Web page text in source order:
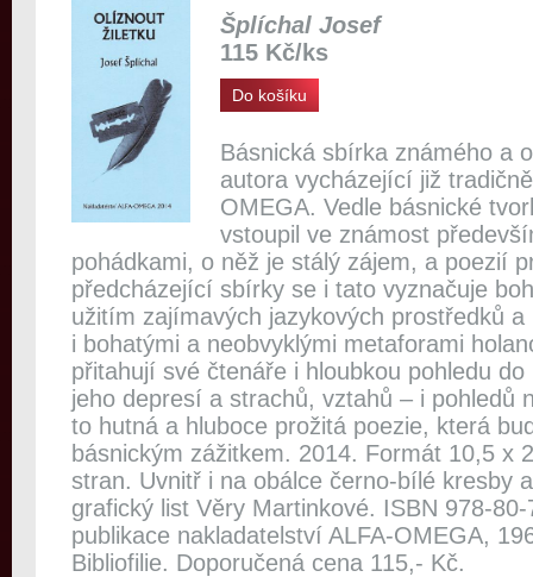
Šplíchal Josef
115 Kč/ks
Do košíku
Básnická sbírka známého a
autora vycházející již
OMEGA. Vedle básnické
vstoupil ve známost
pohádkami, o něž je stálý zájem, a poezií
předcházející sbírky se i tato vyznačuje
užitím zajímavých jazykových prostředků
i bohatými a neobvyklými metaforami
přitahují své čtenáře i hloubkou pohledu
jeho depresí a strachů, vztahů – i pohledů
to hutná a hluboce prožitá poezie, která
básnickým zážitkem. 2014. Formát 10,5 x
stran. Uvnitř i na obálce černo-bílé kresby
grafický list Věry Martinkové. ISBN 978-
publikace nakladatelství ALFA-OMEGA,
Bibliofilie. Doporučená cena 115,- Kč.